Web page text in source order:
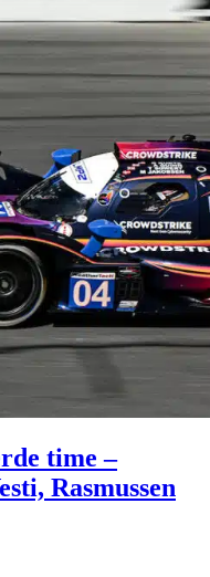
time –
Rasmussen